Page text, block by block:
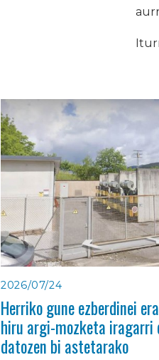
2026/07/24
Herriko gune ezberdinei
hiru argi-mozketa iragarri
datozen bi astetarako